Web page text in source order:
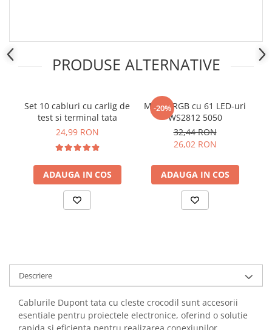
Senzori Electronici
Componente Electronice
Electrice
Acumulatori si Baterii
Acumulatori
Distributie Comutatie si Protectie
Contoare si Relee Electrice
Sigurante Automate
Dispozitive AFDD detectare defect
arc electric
Contactoare
Blocuri de Distributie
PRODUSE ALTERNATIVE
Set 10 cabluri cu carlig de
test si terminal tata
24,99 RON
ADAUGA IN COS
-20%
Modul RGB cu 61 LED-uri
WS2812 5050
32,44 RON
26,02 RON
ADAUGA IN COS
Descriere
Cablurile Dupont tata cu cleste crocodil sunt accesorii
esentiale pentru proiectele electronice, oferind o solutie